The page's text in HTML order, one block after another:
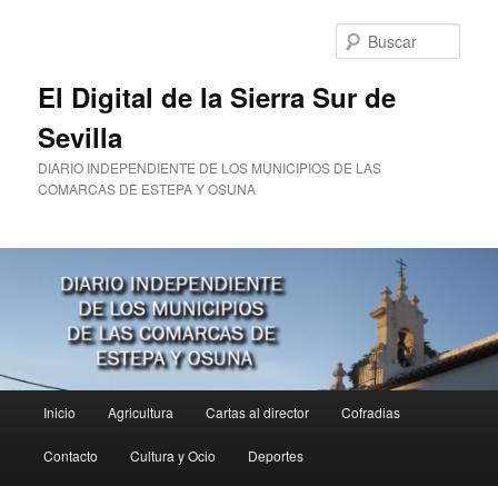
El Digital de la Sierra Sur de
Sevilla
DIARIO INDEPENDIENTE DE LOS MUNICIPIOS DE LAS
COMARCAS DE ESTEPA Y OSUNA
principal
Inicio Agricultura Cartas al director Cofradias
Contacto Cultura y Ocio Deportes